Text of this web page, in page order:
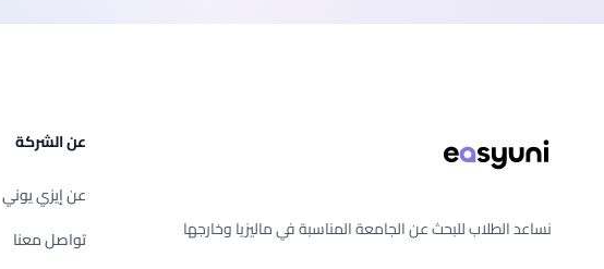
نساعد الطلاب للبحث عن الجامعة المناسبة في ماليزيا وخارجها
عن الشركة
عن إيزي يوني
تواصل معنا